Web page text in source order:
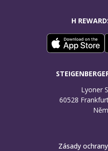
H
Lyoner
60528
Zásady